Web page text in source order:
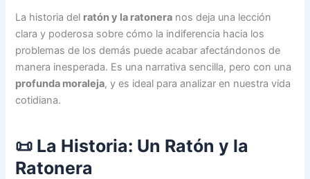
La historia del ratón y la ratonera nos deja una lección
clara y poderosa sobre cómo la indiferencia hacia los
problemas de los demás puede acabar afectándonos de
manera inesperada. Es una narrativa sencilla, pero con una
profunda moraleja, y es ideal para analizar en nuestra vida
cotidiana.
📜 La Historia: Un Ratón y la
Ratonera